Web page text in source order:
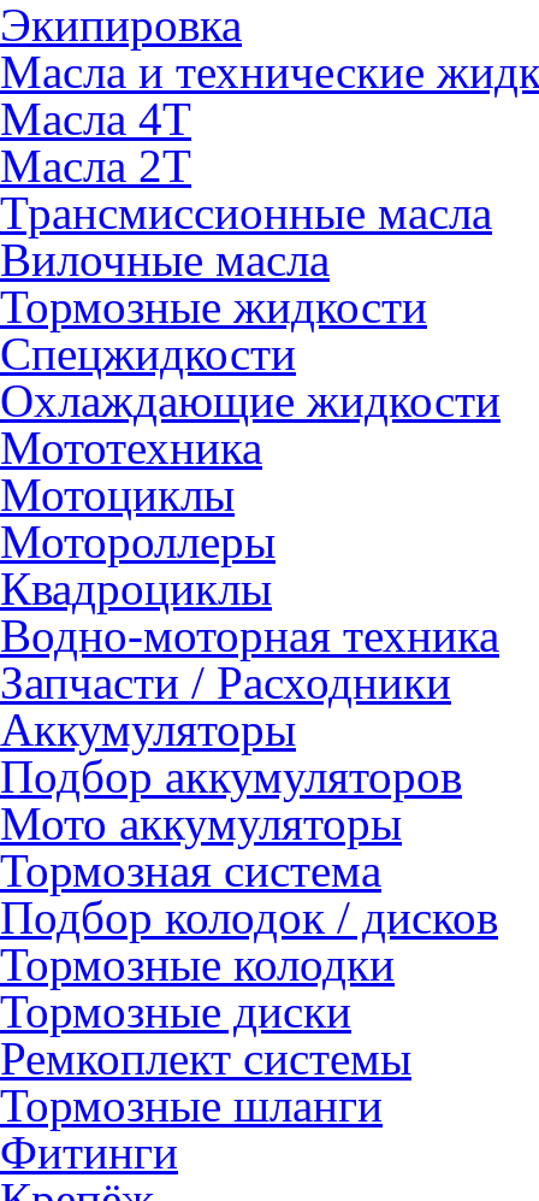
Экипировка
Масла и технические
Масла 4Т
Масла 2Т
Трансмиссионные масла
Вилочные масла
Тормозные жидкости
Спецжидкости
Охлаждающие жидкости
Мототехника
Мотоциклы
Мотороллеры
Квадроциклы
Водно-моторная техника
Запчасти / Расходники
Аккумуляторы
Подбор аккумуляторов
Мото аккумуляторы
Тормозная система
Подбор колодок / дисков
Тормозные колодки
Тормозные диски
Ремкоплект системы
Тормозные шланги
Фитинги